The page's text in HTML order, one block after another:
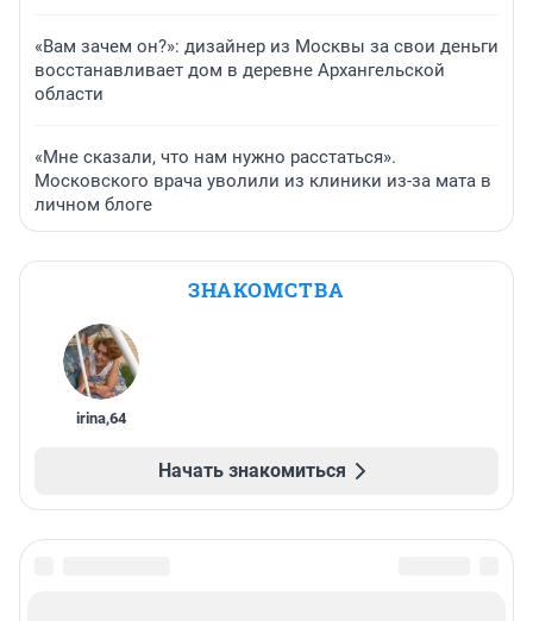
«Вам зачем он?»: дизайнер из Москвы за свои деньги
восстанавливает дом в деревне Архангельской
области
«Мне сказали, что нам нужно расстаться».
Московского врача уволили из клиники из-за мата в
личном блоге
ЗНАКОМСТВА
irina,64
Начать знакомиться